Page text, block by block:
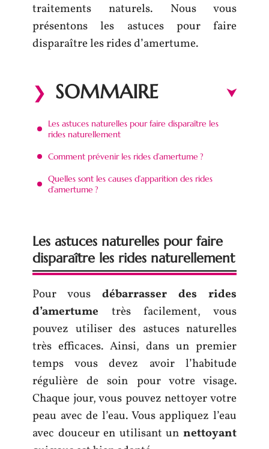
traitements naturels. Nous vous
présentons les astuces pour faire
disparaître les rides d’amertume.
SOMMAIRE
Les astuces naturelles pour faire disparaître les
rides naturellement
Comment prévenir les rides d’amertume ?
Quelles sont les causes d’apparition des rides
d’amertume ?
Les astuces naturelles pour faire
disparaître les rides naturellement
Pour vous débarrasser des rides
d’amertume très facilement, vous
pouvez utiliser des astuces naturelles
très efficaces. Ainsi, dans un premier
temps vous devez avoir l’habitude
régulière de soin pour votre visage.
Chaque jour, vous pouvez nettoyer votre
peau avec de l’eau. Vous appliquez l’eau
avec douceur en utilisant un nettoyant